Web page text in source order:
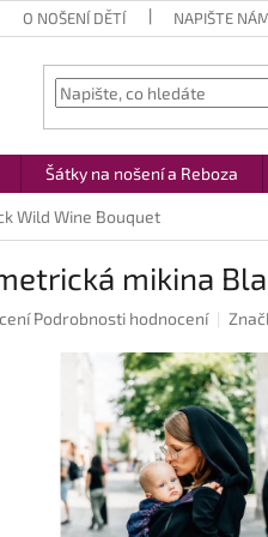
O NOŠENÍ DĚTÍ NAPIŠTE
Šátky na nošení a Reboza
Wild Wine Bouquet
mikina
Podrobnosti hodnocení